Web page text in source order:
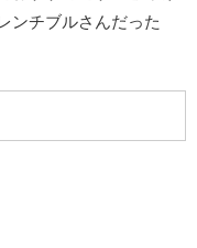
ンチブルさんだった